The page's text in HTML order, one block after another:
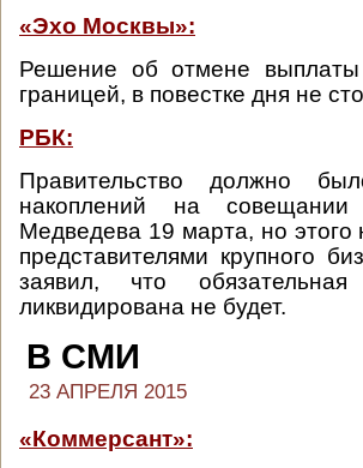
«Эхо Москвы»:
Решение об отмене
границей, в повестке дня не
РБК:
Правительство должно
накоплений на
Медведева 19 марта, но
представителями крупного
заявил, что
ликвидирована не будет.
В СМИ
23 АПРЕЛЯ 2015
«Коммерсант»: